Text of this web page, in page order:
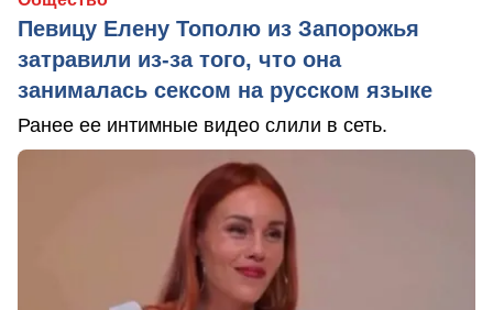
Певицу Елену Тополю из Запорожья
затравили из-за того, что она
занималась сексом на русском языке
Ранее ее интимные видео слили в сеть.